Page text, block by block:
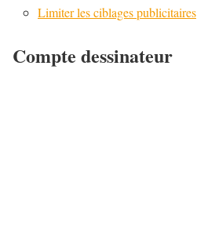
Limiter les ciblages publicitaires
Compte dessinateur